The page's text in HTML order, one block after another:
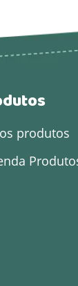
produtos